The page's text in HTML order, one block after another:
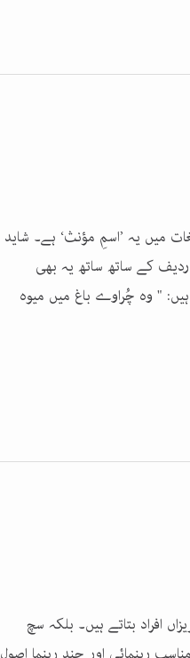
میں یہ ’اسمِ مؤنث‘ ہے۔ شاید
کے ساتھ ساتھ یہ بھی
" وہ چُراوے باغ میں میوہ
افراد بتاتے ہیں۔ بلکہ سچ